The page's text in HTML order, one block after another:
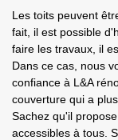
Les toits peuvent
fait, il est possible
faire les travaux, il
Dans ce cas, nous
confiance à L&A
couverture qui a
Sachez qu'il
accessibles à tous.